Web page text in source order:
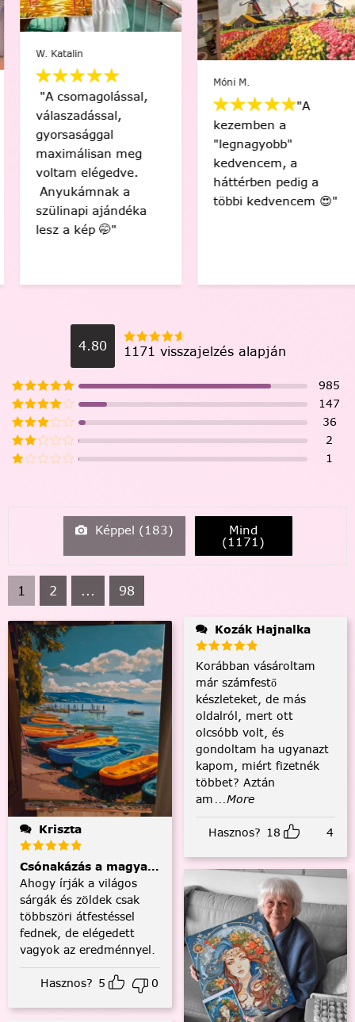
W. Katalin
"A csomagolással,
válaszadással,
gyorsasággal
maximálisan meg
voltam elégedve.
Anyukámnak a
szülinapi ajándéka
lesz a kép 🤭"
Móni M.
"A
kezemben a
"legnagyobb"
kedvencem, a
háttérben pedig a
többi kedvencem 😍"
4.80 1171 visszajelzés alapján
985
147
36
2
1
Képpel (183) Mind
(1171)
1 2 ... 98
Kriszta
Csónakázás a magyar tengeren
Ahogy írják a világos
sárgák és zöldek csak
többszöri átfestéssel
fednek, de elégedett
vagyok az eredménnyel.
Hasznos? 5 0
Kozák Hajnalka
Korábban vásároltam
már számfestő
készleteket, de más
oldalról, mert ott
olcsóbb volt, és
gondoltam ha ugyanazt
kapom, miért fizetnék
többet? Aztán
am ...More
Hasznos? 18 4